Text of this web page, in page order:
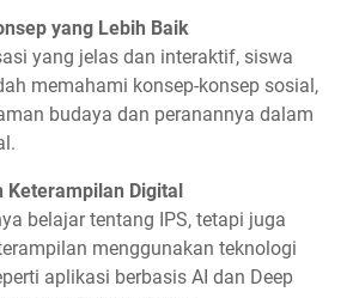
yang Lebih Baik
yang jelas dan interaktif, siswa
memahami konsep-konsep sosial,
budaya dan peranannya dalam
Keterampilan Digital
belajar tentang IPS, tetapi juga
menggunakan teknologi
aplikasi berbasis AI dan Deep